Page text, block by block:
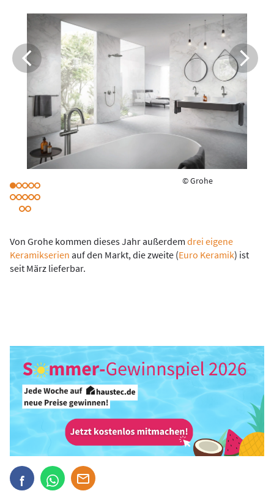
© Grohe
Von Grohe kommen dieses Jahr außerdem drei eigene
Keramikserien auf den Markt, die zweite (Euro Keramik) ist
seit März lieferbar.